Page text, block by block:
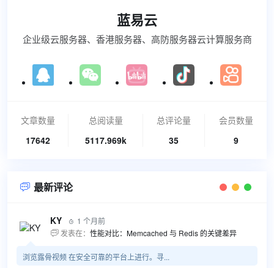
蓝易云
企业级云服务器、香港服务器、高防服务器云计算服务商
文章数量
17642
总阅读量
5117.969k
总评论量
35
会员数量
9
 最新评论
KY  1 个月前
 发表在： 性能对比：Memcached 与 Redis 的关键差异
浏览露骨视频 在安全可靠的平台上进行。寻...